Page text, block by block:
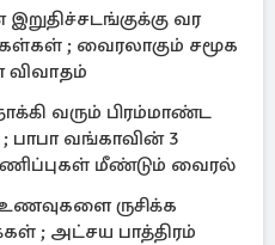
வர
; வைரலாகும் சமூக
வரும் பிரம்மாண்ட
வங்காவின் 3
மீண்டும் வைரல்
உணவுகளை ருசிக்க
; அட்சய பாத்திரம்